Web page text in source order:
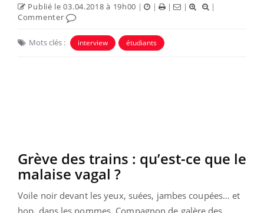
Publié le 03.04.2018 à 19h00 | | | |
|
Commenter
Mots clés : interview étudiants
Grève des trains : qu’est-ce que le
malaise vagal ?
Voile noir devant les yeux, suées, jambes coupées… et
hop, dans les pommes. Compagnon de galère des